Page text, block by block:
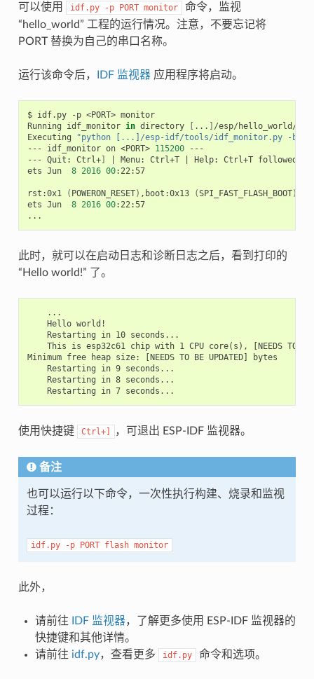
可以使用 idf.py -p PORT monitor
命令，监视
“hello_world” 工程的运行情况。注意，不要忘记将
PORT 替换为自己的串口名称。
运行该命令后， IDF 监视器应用程序将启动。
$ idf.py -p <PORT> monitor
Running
idf_monitor in directory [ ... ] /esp/hello_world/
Executing
"python [...]/esp-idf/tools/idf_monitor.py -b
---
idf_monitor on <PORT> 115200
---
--- Quit: Ctrl+] Menu: Ctrl+T Help: Ctrl+T followed
ets Jun 8 2016 00:22:57
rst:0x1 ( POWERON_RESET) ,boot:0x13 (SPI_FAST_FLASH_BOOT)
ets Jun 8 2016 00:22:57
此时，就可以在启动日志和诊断日志之后，看到打印的
“Hello world!” 了。
    ...
    Hello world!
    Restarting in 10 seconds...
This is esp32c61 chip with 1 CPU core(s), [NEEDS TO
Minimum free heap size: [NEEDS TO BE UPDATED] bytes
    Restarting in 9 seconds...
    Restarting in 8 seconds...
使用快捷键 Ctrl+] ，可退出 ESP-IDF 监视器。
备注
也可以运行以下命令，一次性执行构建、烧录和监视
过程：
idf.py -p PORT flash monitor
此外，
请前往 IDF 监视器，了解更多使用 ESP-IDF 监视器的
快捷键和其他详情。
请前往 idf.py，查看更多 idf.py 命令和选项。